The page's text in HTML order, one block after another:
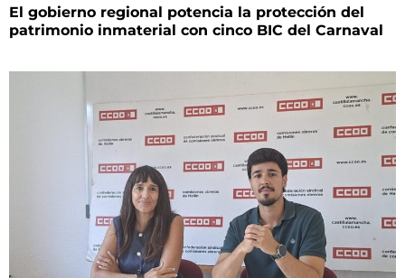
El gobierno regional potencia la protección del
patrimonio inmaterial con cinco BIC del Carnaval